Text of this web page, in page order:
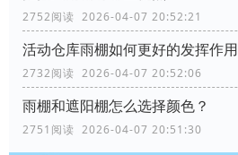
2752阅读 2026-04-07 20:52:21
活动仓库雨棚如何更好的发挥作用
2732阅读 2026-04-07 20:52:06
雨棚和遮阳棚怎么选择颜色？
2751阅读 2026-04-07 20:51:30